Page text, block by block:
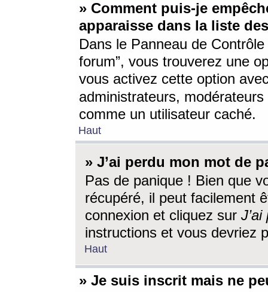
» Comment puis-je
apparaisse dans la liste
Dans le Panneau de
forum”, vous trouverez une
vous activez cette option
administrateurs,
comme un utilisateur caché.
Haut
» J’ai perdu mon mot de
Pas de panique ! Bien que
récupéré, il peut facilement
connexion et cliquez sur
instructions et vous devriez
Haut
» Je suis inscrit mais ne